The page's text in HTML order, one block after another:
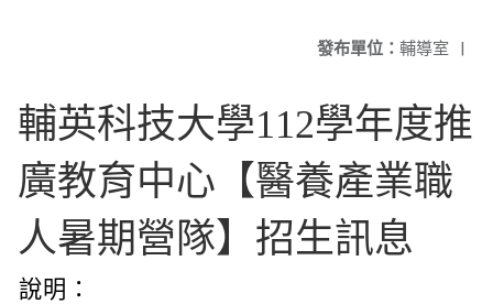
發布單位： 輔導室 |
輔英科技大學112學年度推
廣教育中心【醫養產業職
人暑期營隊】招生訊息
說明：